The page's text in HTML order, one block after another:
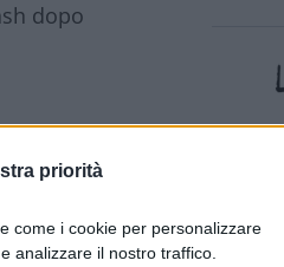
priorità
come i cookie per personalizzare
analizzare il nostro traffico.
dopo
nella